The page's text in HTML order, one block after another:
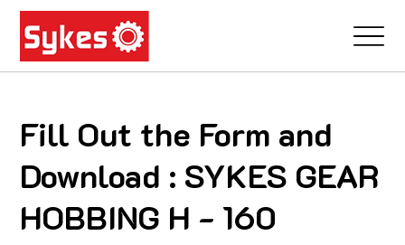
Fill Out the Form and
Download : SYKES GEAR
HOBBING H - 160